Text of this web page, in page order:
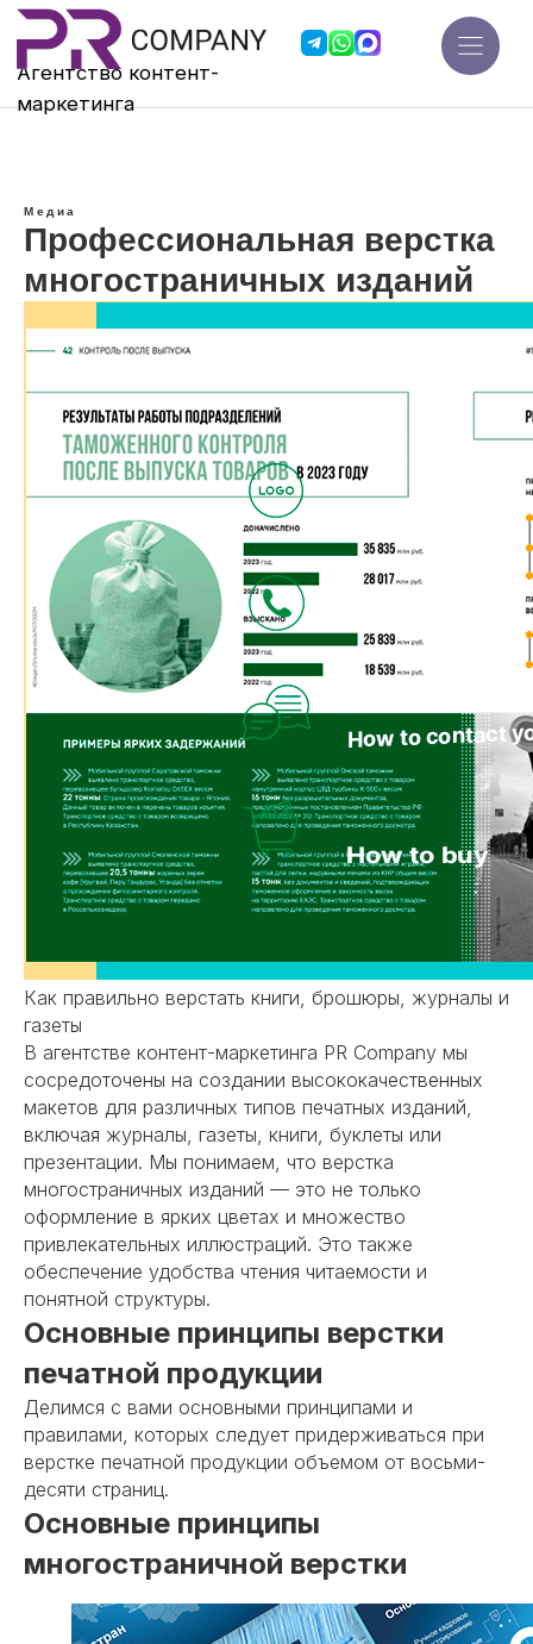
Агентство контент-
маркетинга
Медиа
Профессиональная верстка
многостраничных изданий
Как правильно верстать книги, брошюры, журналы и
газеты
В агентстве контент-маркетинга PR Company мы
сосредоточены на создании высококачественных
макетов для различных типов печатных изданий,
включая журналы, газеты, книги, буклеты или
презентации. Мы понимаем, что верстка
многостраничных изданий — это не только
оформление в ярких цветах и множество
привлекательных иллюстраций. Это также
обеспечение удобства чтения читаемости и
понятной структуры.
Основные принципы верстки
печатной продукции
Делимся с вами основными принципами и
правилами, которых следует придерживаться при
верстке печатной продукции объемом от восьми-
десяти страниц.
Основные принципы
многостраничной верстки